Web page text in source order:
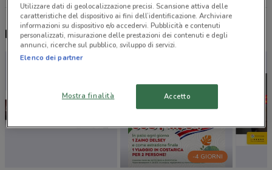
Nuovi prodotti da provare
-4 GIORNI
Utilizzare dati di geolocalizzazione precisi. Scansione attiva delle
caratteristiche del dispositivo ai fini dell’identificazione. Archiviare
informazioni su dispositivo e/o accedervi. Pubblicità e contenuti
personalizzati, misurazione delle prestazioni dei contenuti e degli
annunci, ricerche sul pubblico, sviluppo di servizi.
Elenco dei partner
Mostra finalità Accetto